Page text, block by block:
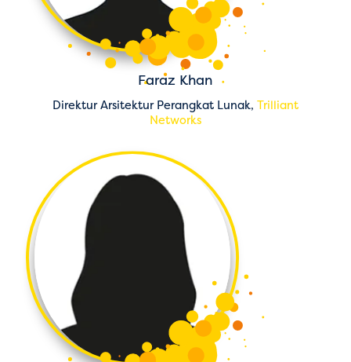
Faraz Khan
Direktur Arsitektur Perangkat Lunak, Trilliant
Networks